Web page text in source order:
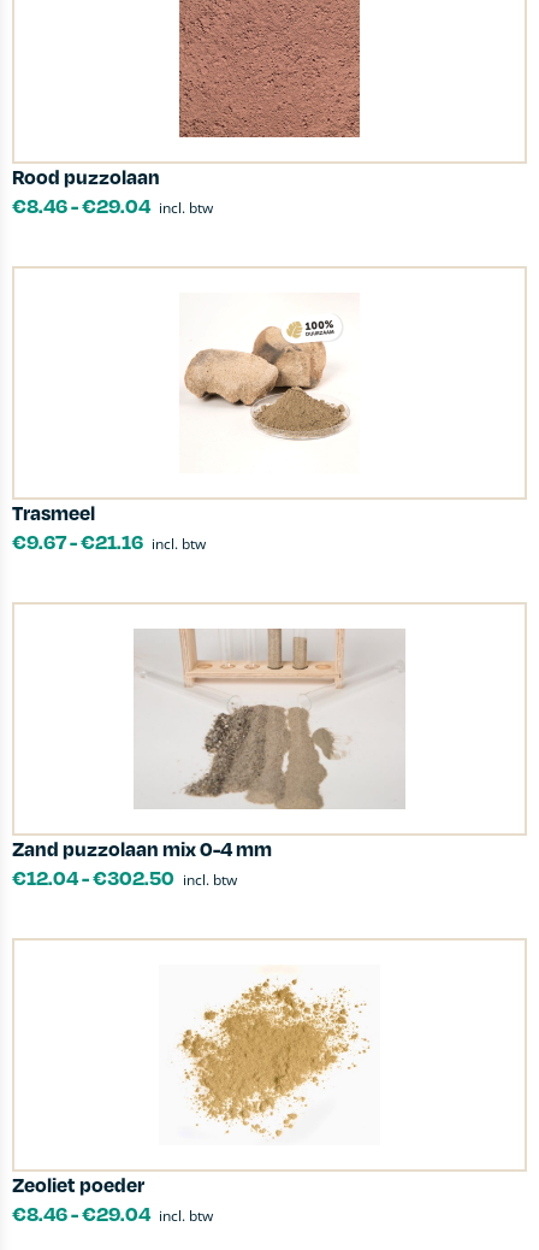
Rood puzzolaan
€8.46-€29.04 incl. btw
Trasmeel
€9.67-€21.16 incl. btw
Zand puzzolaan mix 0-4 mm
€12.04-€302.50 incl. btw
Zeoliet poeder
€8.46-€29.04 incl. btw